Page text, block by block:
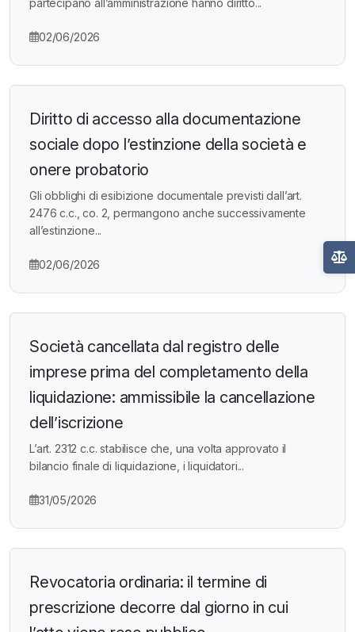
partecipano all’amministrazione hanno diritto...
02/06/2026
Diritto di accesso alla documentazione
sociale dopo l’estinzione della società e
onere probatorio
Gli obblighi di esibizione documentale previsti dall’art.
2476 c.c., co. 2, permangono anche successivamente
all’estinzione...
02/06/2026
Società cancellata dal registro delle
imprese prima del completamento della
liquidazione: ammissibile la cancellazione
dell’iscrizione
L’art. 2312 c.c. stabilisce che, una volta approvato il
bilancio finale di liquidazione, i liquidatori...
31/05/2026
Revocatoria ordinaria: il termine di
prescrizione decorre dal giorno in cui